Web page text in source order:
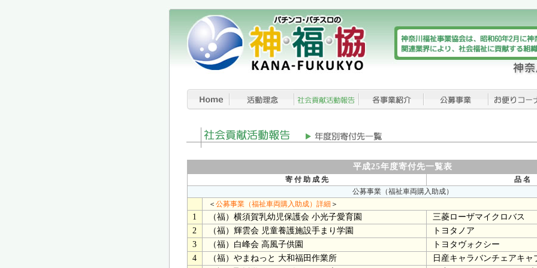
平成25年度寄付先一覧表
寄 付 助 成 先
品 名
公募事業（福祉車両購入助成）
＜ 公募事業（福祉車両購入助成）詳細 ＞
1 （福）横須賀乳幼児保護会 小光子愛育園
三菱ローザマイクロバス
2
（福）輝雲会 児童養護施設手まり学園
トヨタノア
3
（福）白峰会 高風子供園
トヨタヴォクシー
4
（福）やまねっと 大和福田作業所
日産キャラバンチェアキャ